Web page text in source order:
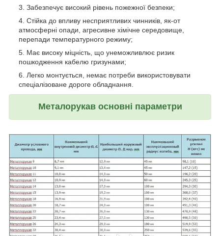
Забезпечує високий рівень пожежної безпеки;
Стійка до впливу несприятливих чинників, як-от
атмосферні опади, агресивне хімічне середовище,
перепади температурного режиму;
Має високу міцність, що унеможливлює ризик
пошкодження кабелю гризунами;
Легко монтується, немає потреби використовувати
спеціалізоване дороге обладнання.
Металорукав основні параметри